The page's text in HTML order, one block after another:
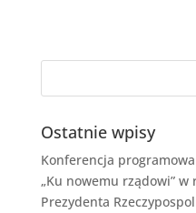
Ostatnie wpisy
Konferencja
„Ku nowemu rządowi” w
Prezydenta